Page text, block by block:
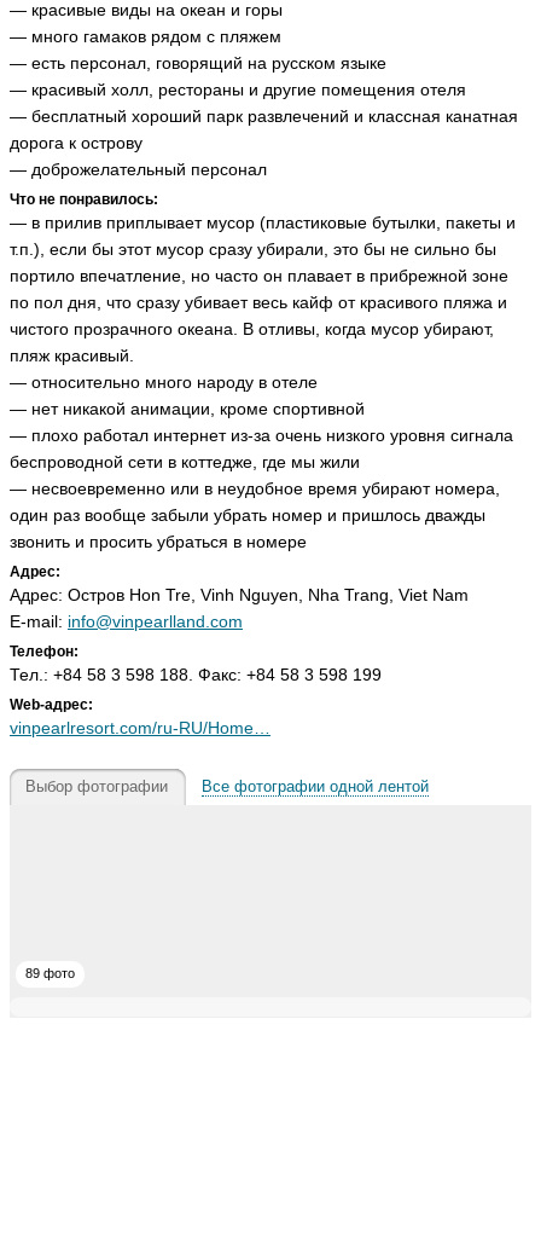
— красивые виды на океан и горы
— много гамаков рядом с пляжем
— есть персонал, говорящий на русском языке
— красивый холл, рестораны и другие помещения отеля
— бесплатный хороший парк развлечений и классная канатная
дорога к острову
— доброжелательный персонал
Что не понравилось:
— в прилив приплывает мусор (пластиковые бутылки, пакеты и
т.п.), если бы этот мусор сразу убирали, это бы не сильно бы
портило впечатление, но часто он плавает в прибрежной зоне
по пол дня, что сразу убивает весь кайф от красивого пляжа и
чистого прозрачного океана. В отливы, когда мусор убирают,
пляж красивый.
— относительно много народу в отеле
— нет никакой анимации, кроме спортивной
— плохо работал интернет из-за очень низкого уровня сигнала
беспроводной сети в коттедже, где мы жили
— несвоевременно или в неудобное время убирают номера,
один раз вообще забыли убрать номер и пришлось дважды
звонить и просить убраться в номере
Адрес:
Адрес: Остров Hоn Tre, Vinh Nguyen, Nha Trang, Viet Nam
E-mail: info@vinpearlland.com
Телефон:
Тел.: +84 58 3 598 188. Факс: +84 58 3 598 199
Web-адрес:
vinpearlresort.com/ru-RU/Home…
Выбор фотографии Все фотографии одной лентой
89 фото